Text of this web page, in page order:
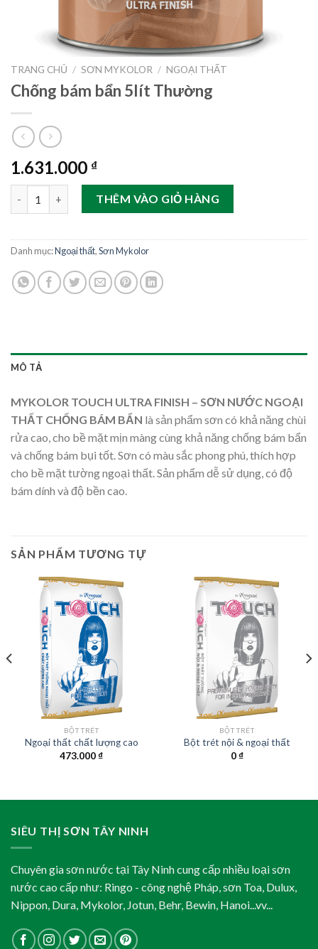
TRANG CHỦ / SƠN MYKOLOR / NGOẠI THẤT
Chống bám bẩn 5lít Thường
1.631.000 ₫
Chống bám bẩn 5lít Thường số lượng
THÊM VÀO GIỎ HÀNG
Danh mục:Ngoại thất,Sơn Mykolor
MÔ TẢ
MYKOLOR TOUCH ULTRA FINISH – SƠN NƯỚC NGOẠI
THẤT CHỐNG BÁM BẨN là sản phẩm sơn có khả năng chùi
rửa cao, cho bề mặt mịn màng cùng khả năng chống bám bẩn
và chống bám bụi tốt. Sơn có màu sắc phong phú, thích hợp
cho bề mặt tường ngoại thất. Sản phẩm dễ sử dụng, có độ
bám dính và độ bền cao.
SẢN PHẨM TƯƠNG TỰ
BỘT TRÉT
Ngoại thất chất lượng cao
473.000₫
BỘT TRÉT
Bột trét nội & ngoại thất
0₫
SIÊU THỊ SƠN TÂY NINH
Chuyên gia sơn nước tại Tây Ninh cung cấp nhiều loại sơn
nước cao cấp như: Ringo - công nghệ Pháp, sơn Toa, Dulux,
Nippon, Dura, Mykolor, Jotun, Behr, Bewin, Hanoi...vv...